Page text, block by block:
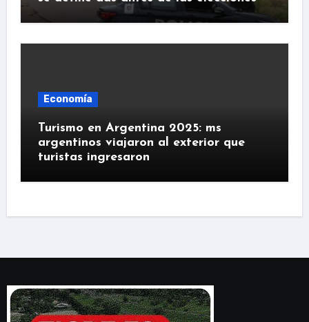
Economía
Turismo en Argentina 2025: ms
argentinos viajaron al exterior que
turistas ingresaron